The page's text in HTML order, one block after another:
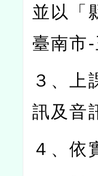
並以「
臺南市-
３、上
訊及音
４、依